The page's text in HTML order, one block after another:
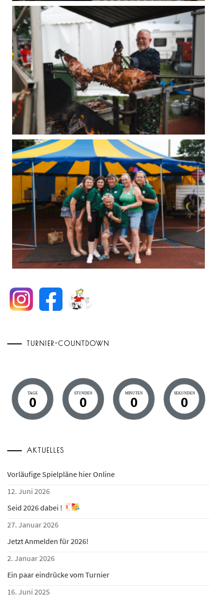
TURNIER-COUNTDOWN
TAGE
0 STUNDEN
0 MINUTEN
0 SEKUNDEN
0
AKTUELLES
Vorläufige Spielpläne hier Online
12. Juni 2026
Seid 2026 dabei !
27. Januar 2026
Jetzt Anmelden für 2026!
2. Januar 2026
Ein paar eindrücke vom Turnier
16. Juni 2025